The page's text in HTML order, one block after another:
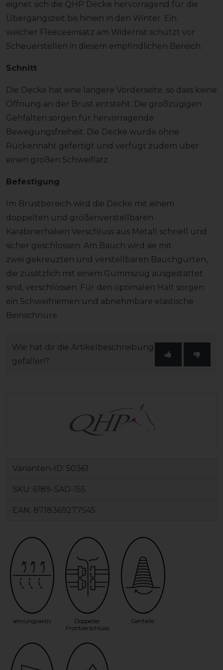
eignet sich die QHP Decke hervorragend für die
Übergangszeit bis hinein in den Winter. Ein
weicher Fleeceeinsatz am Widerrist schützt vor
Scheuerstellen in diesem empfindlichen Bereich.
Schnitt
Die Decke hat eine längere Vorderseite, so dass keine
Öffnung an der Brust entsteht. Die großzügigen
Gehfalten sorgen für hervorragende
Bewegungsfreiheit. Die Decke wurde ohne
Rückennaht gefertigt und verfügt zudem über
einen großen Schweiflatz.
Befestigung
Im Brustbereich wird die Decke mit einem
doppelten und größenverstellbaren
Karabinerhaken Verschluss aus Metall schnell und
sicher geschlossen. Am Bauch wird sie mit
zwei gekreuzten und verstellbaren Bauchgurten,
die zusätzlich mit einem Gummizug ausgestattet
sind, verschlossen. Für den optimalen Halt sorgen
ein Schweifriemen und abnehmbare elastische
Beinschnüre.
Wie hat dir die Artikelbeschreibung
gefallen?
Varianten-ID: 50361
SKU: 6189-SAD-155
EAN: 8718369277545
atmungsaktiv
Doppelter
Frontverschluss
Gehfalte